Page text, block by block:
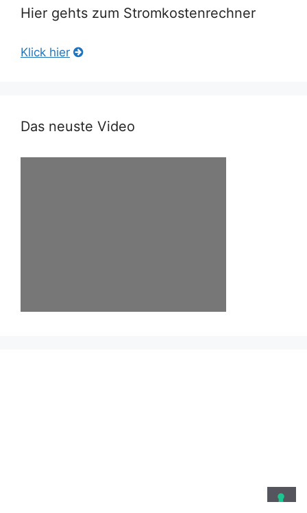
Hier gehts zum Stromkostenrechner
Klick hier
Das neuste Video